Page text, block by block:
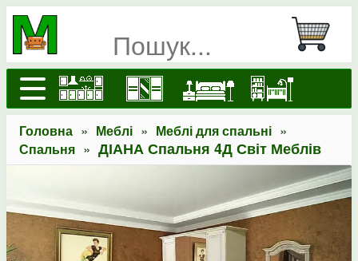
Головна » Меблі » Меблі для спальні »
Спальня » ДІАНА Спальня 4Д Світ Меблів